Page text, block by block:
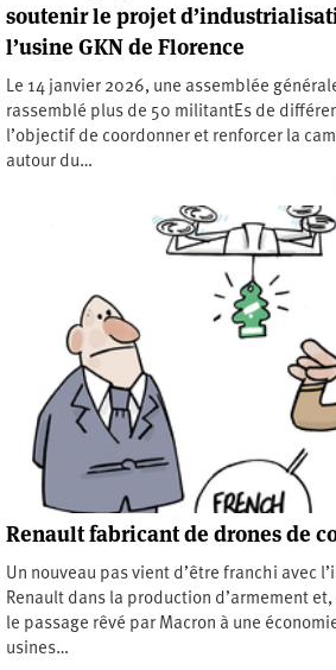
soutenir le projet
l’usine GKN de Florence
Le 14 janvier 2026, une assemblée
rassemblé plus de 50 militantEs de
l’objectif de coordonner et renforcer la
autour du…
Renault fabricant de drones de
Un nouveau pas vient d’être franchi avec
Renault dans la production d’armement
le passage rêvé par Macron à une
usines…